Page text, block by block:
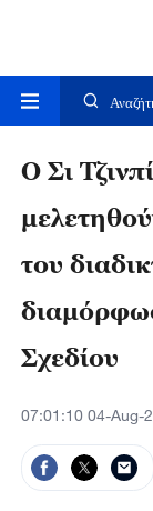
Ο Σι
του
Σχεδίου
07:01:10 04-Aug-